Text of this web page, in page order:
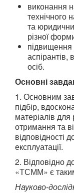
виконання
технічного
та
різної
підвищення
аспірантів,
осіб.
Основні
1. Основним
підбір,
матеріалів для
отримання та
відповідності
експлуатації.
2. Відповідно
«ТСММ» є
Науково-